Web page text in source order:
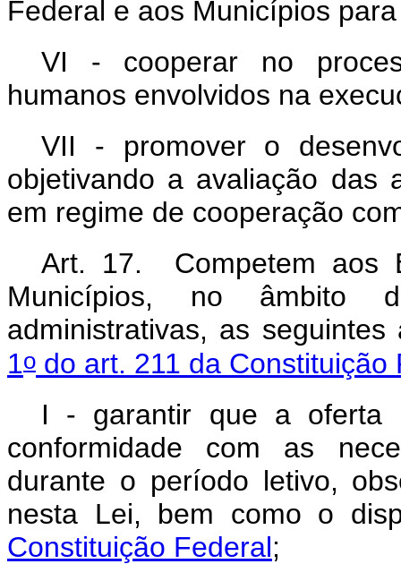
Federal e aos Municípios
VI - cooperar no
humanos envolvidos na
VII - promover o
objetivando a avaliação das
em regime de cooperação
Art. 17. Competem aos
Municípios, no âmbito
administrativas, as
1o do art. 211 da Constituição
I - garantir que a oferta
conformidade com as
durante o período letivo,
nesta Lei, bem como o
Constituição Federal;